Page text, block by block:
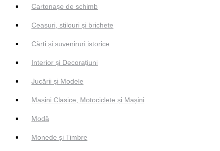
Cartonașe de schimb
Ceasuri, stilouri și brichete
Cărți și suveniruri istorice
Interior și Decorațiuni
Jucării și Modele
Mașini Clasice, Motociclete și Mașini
Modă
Monede și Timbre